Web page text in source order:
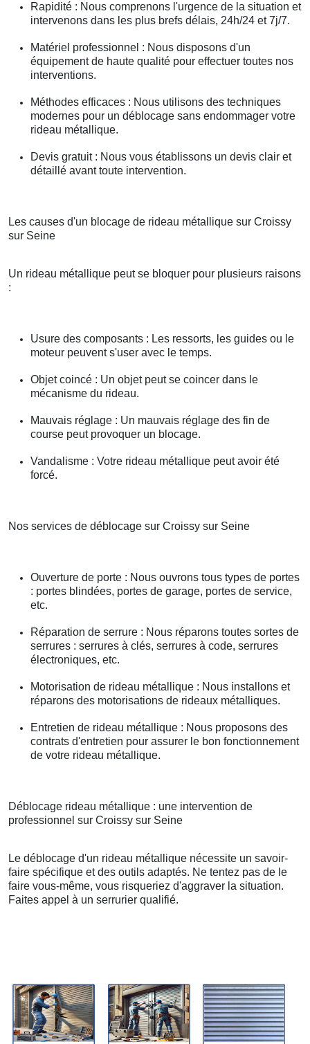
Rapidité : Nous comprenons l'urgence de la situation et
intervenons dans les plus brefs délais, 24h/24 et 7j/7.
Matériel professionnel : Nous disposons d'un
équipement de haute qualité pour effectuer toutes nos
interventions.
Méthodes efficaces : Nous utilisons des techniques
modernes pour un déblocage sans endommager votre
rideau métallique.
Devis gratuit : Nous vous établissons un devis clair et
détaillé avant toute intervention.
Les causes d'un blocage de rideau métallique sur Croissy
sur Seine
Un rideau métallique peut se bloquer pour plusieurs raisons
:
Usure des composants : Les ressorts, les guides ou le
moteur peuvent s'user avec le temps.
Objet coincé : Un objet peut se coincer dans le
mécanisme du rideau.
Mauvais réglage : Un mauvais réglage des fin de
course peut provoquer un blocage.
Vandalisme : Votre rideau métallique peut avoir été
forcé.
Nos services de déblocage sur Croissy sur Seine
Ouverture de porte : Nous ouvrons tous types de portes
: portes blindées, portes de garage, portes de service,
etc.
Réparation de serrure : Nous réparons toutes sortes de
serrures : serrures à clés, serrures à code, serrures
électroniques, etc.
Motorisation de rideau métallique : Nous installons et
réparons des motorisations de rideaux métalliques.
Entretien de rideau métallique : Nous proposons des
contrats d'entretien pour assurer le bon fonctionnement
de votre rideau métallique.
Déblocage rideau métallique : une intervention de
professionnel sur Croissy sur Seine
Le déblocage d'un rideau métallique nécessite un savoir-
faire spécifique et des outils adaptés. Ne tentez pas de le
faire vous-même, vous risqueriez d'aggraver la situation.
Faites appel à un serrurier qualifié.